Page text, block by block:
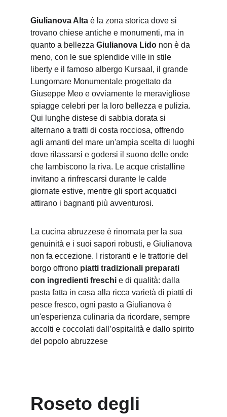
Giulianova Alta è la zona storica dove si
trovano chiese antiche e monumenti, ma in
quanto a bellezza Giulianova Lido non è da
meno, con le sue splendide ville in stile
liberty e il famoso albergo Kursaal, il grande
Lungomare Monumentale progettato da
Giuseppe Meo e ovviamente le meravigliose
spiagge celebri per la loro bellezza e pulizia.
Qui lunghe distese di sabbia dorata si
alternano a tratti di costa rocciosa, offrendo
agli amanti del mare un'ampia scelta di luoghi
dove rilassarsi e godersi il suono delle onde
che lambiscono la riva. Le acque cristalline
invitano a rinfrescarsi durante le calde
giornate estive, mentre gli sport acquatici
attirano i bagnanti più avventurosi.
La cucina abruzzese è rinomata per la sua
genuinità e i suoi sapori robusti, e Giulianova
non fa eccezione. I ristoranti e le trattorie del
borgo offrono piatti tradizionali preparati
con ingredienti freschi e di qualità: dalla
pasta fatta in casa alla ricca varietà di piatti di
pesce fresco, ogni pasto a Giulianova è
un'esperienza culinaria da ricordare, sempre
accolti e coccolati dall’ospitalità e dallo spirito
del popolo abruzzese
Roseto degli